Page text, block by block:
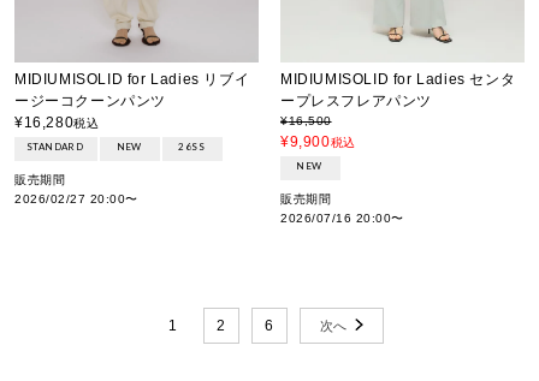
MIDIUMISOLID for Ladies リブイ
ージーコクーンパンツ
¥16,280税込
STANDARD NEW 26SS
販売期間
2026/02/27 20:00〜
MIDIUMISOLID for Ladies センタ
ープレスフレアパンツ
¥16,500
¥9,900税込
NEW
販売期間
2026/07/16 20:00〜
1 2 6